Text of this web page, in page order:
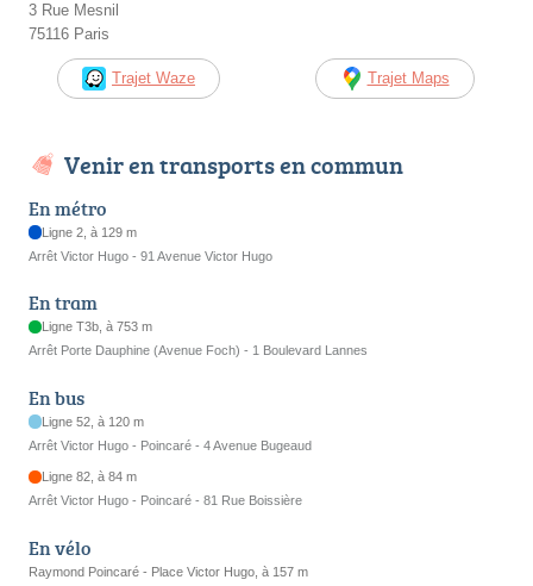
3 Rue Mesnil
75116 Paris
Trajet Waze Trajet Maps
Venir en transports en commun
En métro
Ligne 2, à 129 m
Arrêt Victor Hugo - 91 Avenue Victor Hugo
En tram
Ligne T3b, à 753 m
Arrêt Porte Dauphine (Avenue Foch) - 1 Boulevard Lannes
En bus
Ligne 52, à 120 m
Arrêt Victor Hugo - Poincaré - 4 Avenue Bugeaud
Ligne 82, à 84 m
Arrêt Victor Hugo - Poincaré - 81 Rue Boissière
En vélo
Raymond Poincaré - Place Victor Hugo, à 157 m